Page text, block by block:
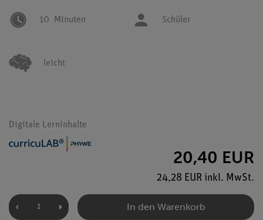
10 Minuten Schüler
leicht
Digitale Lerninhalte
20,40 EUR
24,28 EUR inkl. MwSt.
In den Warenkorb